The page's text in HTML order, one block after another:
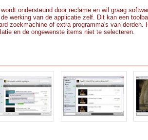
ondersteund door reclame en wil graag
werking van de applicatie zelf. Dit kan een
zoekmachine of extra programma's van derden.
en de ongewenste items niet te selecteren.